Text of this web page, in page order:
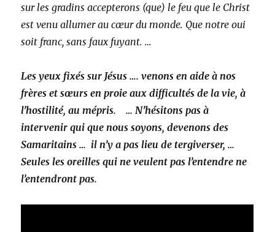
sur les gradins accepterons (que) le feu que le Christ
est venu allumer au cœur du monde. Que notre oui
soit franc, sans faux fuyant. …
Les yeux fixés sur Jésus …. venons en aide à nos
frères et sœurs en proie aux difficultés de la vie, à
l’hostilité, au mépris. … N’hésitons pas à
intervenir qui que nous soyons, devenons des
Samaritains … il n’y a pas lieu de tergiverser, …
Seules les oreilles qui ne veulent pas l’entendre ne
l’entendront pas.